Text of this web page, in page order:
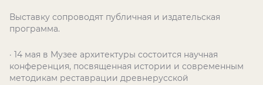
Выставку сопроводят публичная и издательская
программа.
· 14 мая в Музее архитектуры состоится научная
конференция, посвященная истории и современным
методикам реставрации древнерусской